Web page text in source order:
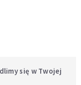
się w Twojej